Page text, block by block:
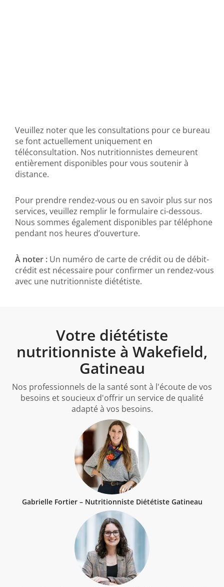
Veuillez noter que les consultations pour ce bureau
se font actuellement uniquement en
téléconsultation. Nos nutritionnistes demeurent
entièrement disponibles pour vous soutenir à
distance.
Pour prendre rendez-vous ou en savoir plus sur nos
services, veuillez remplir le formulaire ci-dessous.
Nous sommes également disponibles par téléphone
pendant nos heures d’ouverture.
À noter : Un numéro de carte de crédit ou de débit-
crédit est nécessaire pour confirmer un rendez-vous
avec une nutritionniste diététiste.
Votre diététiste
nutritionniste à Wakefield,
Gatineau
Nos professionnels de la santé sont à l'écoute de vos
besoins et soucieux d'offrir un service de qualité
adapté à vos besoins.
Gabrielle Fortier – Nutritionniste Diététiste Gatineau